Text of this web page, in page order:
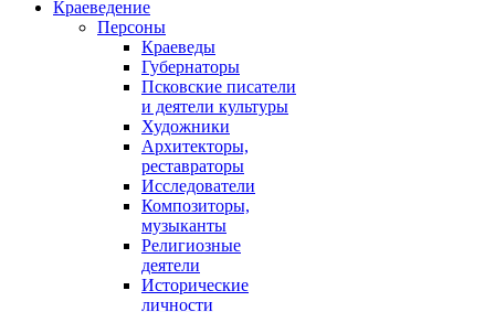
Краеведение
Персоны
Краеведы
Губернаторы
Псковские писатели
и деятели культуры
Художники
Архитекторы,
реставраторы
Исследователи
Композиторы,
музыканты
Религиозные
деятели
Исторические
личности